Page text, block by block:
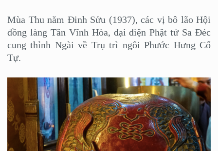
Mùa Thu năm Đinh Sửu (1937), các vị bô lão Hội
đồng làng Tân Vĩnh Hòa, đại diện Phật tử Sa Đéc
cung thỉnh Ngài về Trụ trì ngôi Phước Hưng Cổ
Tự.